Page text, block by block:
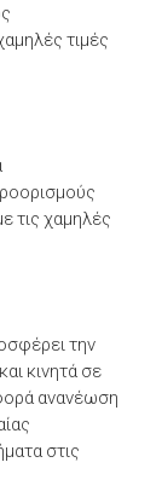
τιμές
τις χαμηλές
την
κινητά σε
ανανέωση
στις